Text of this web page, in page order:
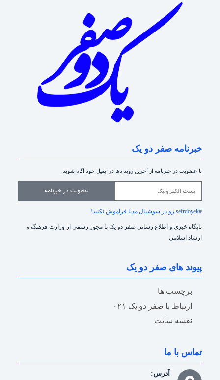
خبرنامه صفر دو یک
با عضویت در خبرنامه از آخرین رویدادها در ایمیل خود آگاه شوید.
عضویت در خبرنامه
#sefrdoyek رو در سوشیال مدیا فراموش نکنید!
پایگاه خبری و اطلاع رسانی صفر دو یک با مجوز رسمی از وزارت فرهنگ و
ارشاد اسلامی
پیوند های صفر دو یک
برچسب ها
ارتباط با صفر دو یک ۰۲۱
نقشه سایت
تماس با ما
آدرس: